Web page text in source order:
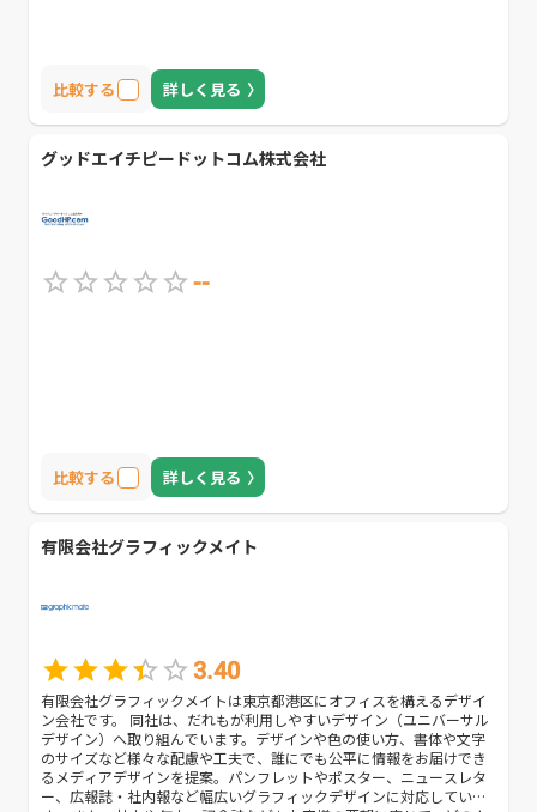
比較する 詳しく見る
グッドエイチピードットコム株式会社
--
比較する 詳しく見る
有限会社グラフィックメイト
3.40
有限会社グラフィックメイトは東京都港区にオフィスを構えるデザイ
ン会社です。 同社は、だれもが利用しやすいデザイン（ユニバーサル
デザイン）へ取り組んでいます。デザインや色の使い方、書体や文字
のサイズなど様々な配慮や工夫で、誰にでも公平に情報をお届けでき
るメディアデザインを提案。パンフレットやポスター、ニュースレタ
ー、広報誌・社内報など幅広いグラフィックデザインに対応していま